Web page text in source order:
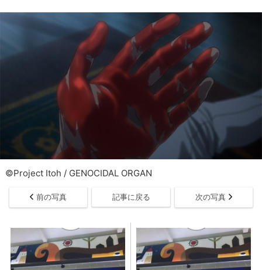
©Project Itoh / GENOCIDAL ORGAN
前の写真 記事に戻る 次の写真